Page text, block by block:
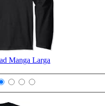
Manga Larga